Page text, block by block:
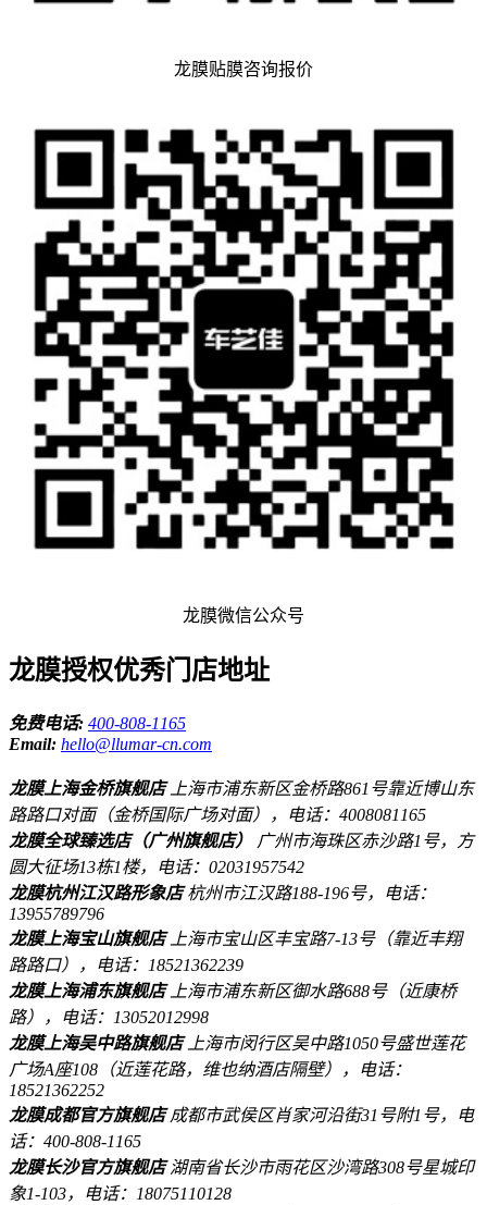
龙膜贴膜咨询报价
龙膜微信公众号
龙膜授权优秀门店地址
免费电话: 400-808-1165
Email: hello@llumar-cn.com
龙膜上海金桥旗舰店 上海市浦东新区金桥路861号靠近博山东
路路口对面（金桥国际广场对面），电话：4008081165
龙膜全球臻选店（广州旗舰店）
广州市海珠区赤沙路1号，方
圆大征场13栋1楼，电话：02031957542
龙膜杭州江汉路形象店杭州市江汉路188-196号，电话：
13955789796
龙膜上海宝山旗舰店 上海市宝山区丰宝路7-13号（靠近丰翔
路路口），电话：18521362239
龙膜上海浦东旗舰店 上海市浦东新区御水路688号（近康桥
路），电话：13052012998
龙膜上海吴中路旗舰店 上海市闵行区吴中路1050号盛世莲花
广场A座108（近莲花路，维也纳酒店隔壁），电话：
18521362252
龙膜成都官方旗舰店成都市武侯区肖家河沿街31号附1号，电
话：400-808-1165
龙膜长沙官方旗舰店湖南省长沙市雨花区沙湾路308号星城印
象1-103，电话：18075110128